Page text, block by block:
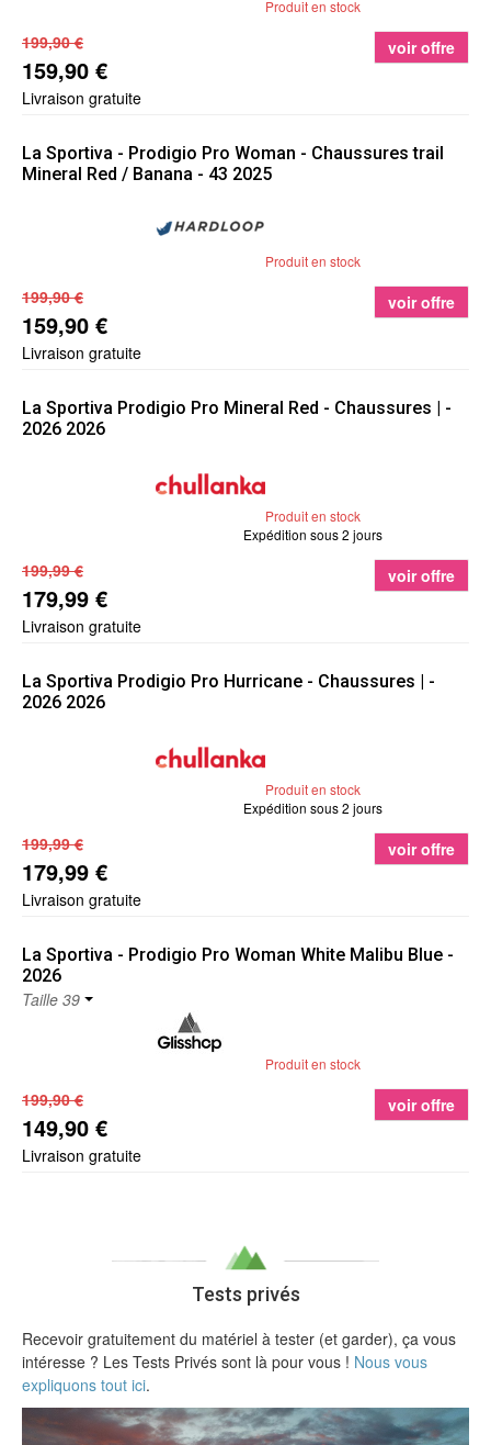
Produit en stock
199,90 €
159,90 €
Livraison gratuite
voir offre
La Sportiva - Prodigio Pro Woman - Chaussures trail
Mineral Red / Banana - 43 2025
Produit en stock
199,90 €
159,90 €
Livraison gratuite
voir offre
La Sportiva Prodigio Pro Mineral Red - Chaussures | -
2026 2026
Produit en stock
Expédition sous 2 jours
199,99 €
179,99 €
Livraison gratuite
voir offre
La Sportiva Prodigio Pro Hurricane - Chaussures | -
2026 2026
Produit en stock
Expédition sous 2 jours
199,99 €
179,99 €
Livraison gratuite
voir offre
La Sportiva - Prodigio Pro Woman White Malibu Blue -
2026
Taille 39
Produit en stock
199,90 €
149,90 €
Livraison gratuite
voir offre
Tests privés
Recevoir gratuitement du matériel à tester (et garder), ça vous
intéresse ? Les Tests Privés sont là pour vous ! Nous vous
expliquons tout ici.